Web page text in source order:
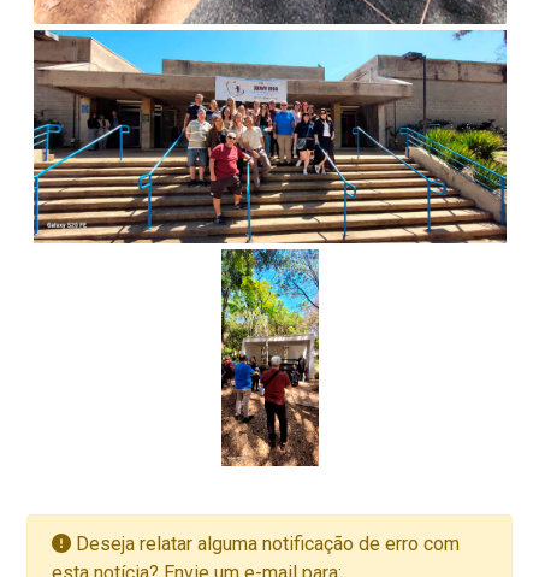
Deseja relatar alguma notificação de erro com